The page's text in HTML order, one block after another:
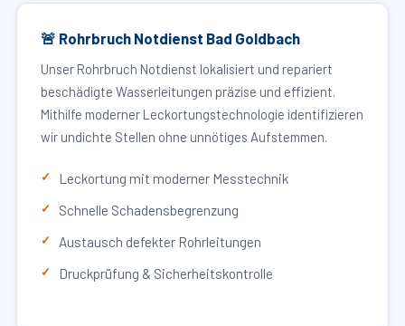
🚨 Rohrbruch Notdienst Bad Goldbach
Unser Rohrbruch Notdienst lokalisiert und repariert
beschädigte Wasserleitungen präzise und effizient.
Mithilfe moderner Leckortungstechnologie identifizieren
wir undichte Stellen ohne unnötiges Aufstemmen.
Leckortung mit moderner Messtechnik
Schnelle Schadensbegrenzung
Austausch defekter Rohrleitungen
Druckprüfung & Sicherheitskontrolle